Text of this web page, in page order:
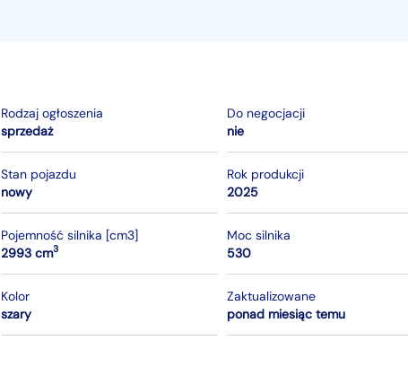
Rodzaj ogłoszenia
sprzedaż
Do negocjacji
nie
Stan pojazdu
nowy
Rok produkcji
2025
Pojemność silnika [cm3]
2993 cm3
Moc silnika
530
Kolor
szary
Zaktualizowane
ponad miesiąc temu